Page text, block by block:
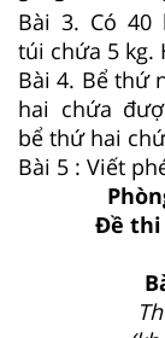
Bài 3. Có 40
túi chứa 5 kg.
Bài 4. Bể thứ
hai chứa
bể thứ hai
Bài 5 : Viết
Đề thi